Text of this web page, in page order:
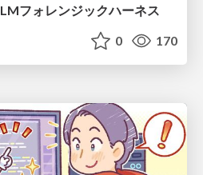
フォレンジックハーネス
0 170